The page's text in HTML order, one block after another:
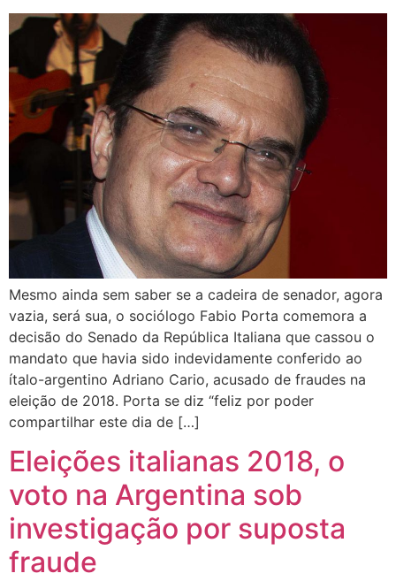
Mesmo ainda sem saber se a cadeira de senador, agora
vazia, será sua, o sociólogo Fabio Porta comemora a
decisão do Senado da República Italiana que cassou o
mandato que havia sido indevidamente conferido ao
ítalo-argentino Adriano Cario, acusado de fraudes na
eleição de 2018. Porta se diz “feliz por poder
compartilhar este dia de […]
Eleições italianas 2018, o
voto na Argentina sob
investigação por suposta
fraude